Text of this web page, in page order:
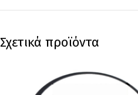
Σχετικά προϊόντα